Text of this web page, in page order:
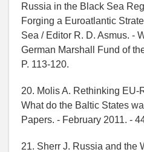
Russia in the Black Sea
Forging a Euroatlantic
Sea / Editor R. D. Asmus. -
German Marshall Fund of
P. 113-120.
20. Molis A. Rethinking EU-
What do the Baltic States
Papers. - February 2011. -
21. Sherr J. Russia and the